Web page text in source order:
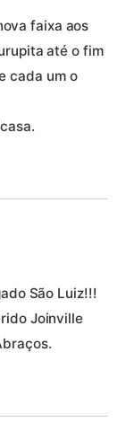
faixa aos
até o fim
cada um o
São Luiz!!!
Joinville